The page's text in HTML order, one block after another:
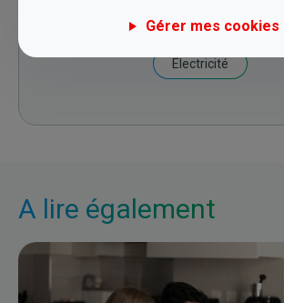
Budget Consommation
Electricité
A lire également
Gérer mes cookies